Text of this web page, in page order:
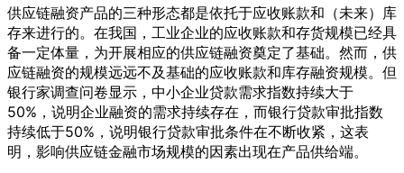
供应链融资产品的三种形态都是依托于应收账款和（未来）库
存来进行的。在我国，工业企业的应收账款和存货规模已经具
备一定体量，为开展相应的供应链融资奠定了基础。然而，供
应链融资的规模远远不及基础的应收账款和库存融资规模。但
银行家调查问卷显示，中小企业贷款需求指数持续大于
50%，说明企业融资的需求持续存在，而银行贷款审批指数
持续低于50%，说明银行贷款审批条件在不断收紧，这表
明，影响供应链金融市场规模的因素出现在产品供给端。